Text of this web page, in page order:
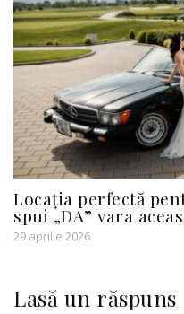
Locația perfectă
spui „DA” vara
29 aprilie 2026
Lasă un răspuns